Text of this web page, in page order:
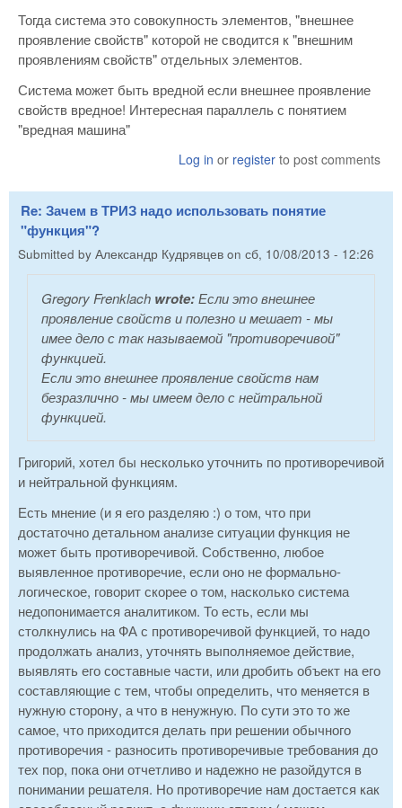
Тогда система это совокупность элементов, "внешнее
проявление свойств" которой не сводится к "внешним
проявлениям свойств" отдельных элементов.
Система может быть вредной если внешнее проявление
свойств вредное! Интересная параллель с понятием
"вредная машина"
Log in or register to post comments
Re: Зачем в ТРИЗ надо использовать понятие
"функция"?
Submitted by Александр Кудрявцев on сб, 10/08/2013 - 12:26
Gregory Frenklach wrote:Если это внешнее
проявление свойств и полезно и мешает - мы
имее дело с так называемой "противоречивой"
функцией.
Если это внешнее проявление свойств нам
безразлично - мы имеем дело с нейтральной
функцией.
Григорий, хотел бы несколько уточнить по противоречивой
и нейтральной функциям.
Есть мнение (и я его разделяю :) о том, что при
достаточно детальном анализе ситуации функция не
может быть противоречивой. Собственно, любое
выявленное противоречие, если оно не формально-
логическое, говорит скорее о том, насколько система
недопонимается аналитиком. То есть, если мы
столкнулись на ФА с противоречивой функцией, то надо
продолжать анализ, уточнять выполняемое действие,
выявлять его составные части, или дробить объект на его
составляющие с тем, чтобы определить, что меняется в
нужную сторону, а что в ненужную. По сути это то же
самое, что приходится делать при решении обычного
противоречия - разносить противоречивые требования до
тех пор, пока они отчетливо и надежно не разойдутся в
понимании решателя. Но противоречие нам достается как